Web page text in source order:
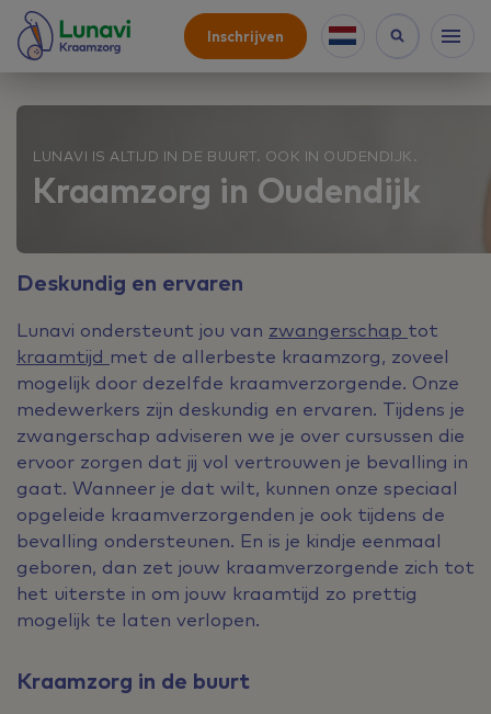
Inschrijven
LUNAVI IS ALTIJD IN DE BUURT. OOK IN OUDENDIJK.
Kraamzorg in Oudendijk
Deskundig en ervaren
Lunavi ondersteunt jou van zwangerschap tot
kraamtijd met de allerbeste kraamzorg, zoveel
mogelijk door dezelfde kraamverzorgende. Onze
medewerkers zijn deskundig en ervaren. Tijdens je
zwangerschap adviseren we je over cursussen die
ervoor zorgen dat jij vol vertrouwen je bevalling in
gaat. Wanneer je dat wilt, kunnen onze speciaal
opgeleide kraamverzorgenden je ook tijdens de
bevalling ondersteunen. En is je kindje eenmaal
geboren, dan zet jouw kraamverzorgende zich tot
het uiterste in om jouw kraamtijd zo prettig
mogelijk te laten verlopen.
Kraamzorg in de buurt